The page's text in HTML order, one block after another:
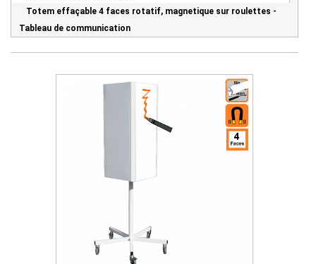
Totem effaçable 4 faces rotatif, magnetique sur roulettes -
Tableau de communication